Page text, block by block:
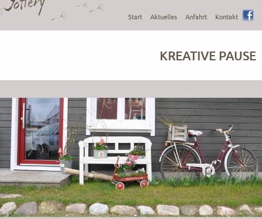
Start Aktuelles Anfahrt Kontakt fb
KREATIVE PAUSE